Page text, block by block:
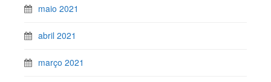
maio 2021
abril 2021
março 2021